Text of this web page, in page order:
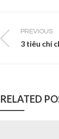
PREVIOUS
3 tiêu chí
RELATED